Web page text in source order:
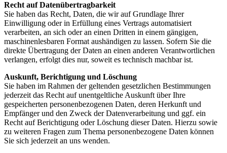
Recht auf Daten­übertrag­barkeit
Sie haben das Recht, Daten, die wir auf Grundlage Ihrer
Einwilligung oder in Erfüllung eines Vertrags automatisiert
verarbeiten, an sich oder an einen Dritten in einem gängigen,
maschinenlesbaren Format aushändigen zu lassen. Sofern Sie die
direkte Übertragung der Daten an einen anderen Verantwortlichen
verlangen, erfolgt dies nur, soweit es technisch machbar ist.
Auskunft, Berichtigung und Löschung
Sie haben im Rahmen der geltenden gesetzlichen Bestimmungen
jederzeit das Recht auf unentgeltliche Auskunft über Ihre
gespeicherten personenbezogenen Daten, deren Herkunft und
Empfänger und den Zweck der Datenverarbeitung und ggf. ein
Recht auf Berichtigung oder Löschung dieser Daten. Hierzu sowie
zu weiteren Fragen zum Thema personenbezogene Daten können
Sie sich jederzeit an uns wenden.